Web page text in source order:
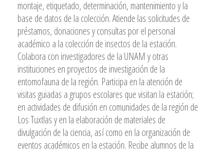
montaje, etiquetado, determinación, mantenimiento y la
base de datos de la colección. Atiende las solicitudes de
préstamos, donaciones y consultas por el personal
académico a la colección de insectos de la estación.
Colabora con investigadores de la UNAM y otras
instituciones en proyectos de investigación de la
entomofauna de la región. Participa en la atención de
visitas guiadas a grupos escolares que visitan la estación;
en actividades de difusión en comunidades de la región de
Los Tuxtlas y en la elaboración de materiales de
divulgación de la ciencia, así como en la organización de
eventos académicos en la estación. Recibe alumnos de la